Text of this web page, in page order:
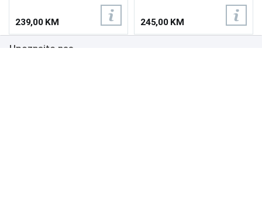
239,00 KM
ms (MPRT), Osvježenje: 144
Hz, AMD FreeSync, Priključci:
2× HDMI, VESA 100 × 100
mm, mogućnost nagiba
245,00 KM
Upoznajte nas